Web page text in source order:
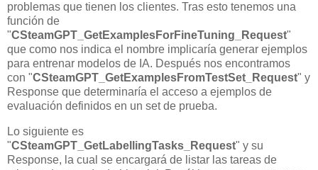
problemas que tienen los clientes. Tras esto tenemos una
función de
"CSteamGPT_GetExamplesForFineTuning_Request"
que como nos indica el nombre implicaría generar ejemplos
para entrenar modelos de IA. Después nos encontramos
con "CSteamGPT_GetExamplesFromTestSet_Request" y
Response que determinaría el acceso a ejemplos de
evaluación definidos en un set de prueba.
Lo siguiente es
"CSteamGPT_GetLabellingTasks_Request" y su
Response, la cual se encargará de listar las tareas de